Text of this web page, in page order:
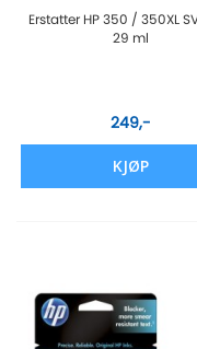
Erstatter HP 350 / 350XL
29 ml
249,-
KJØP